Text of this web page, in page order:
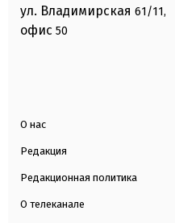
ул. Владимирская 61/11,
офис 50
О нас
Редакция
Редакционная политика
О телеканале